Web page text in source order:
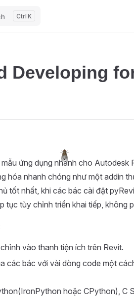
K
Developing
ứng dụng nhanh cho Autodesk
hóa nhanh chóng như một addin
tốt nhất, khi các bác cài đặt
tục tùy chỉnh triển khai tiếp, không
vào thanh tiện ích trên Revit.
các bác với vài dòng code một
hoặc CPython), C